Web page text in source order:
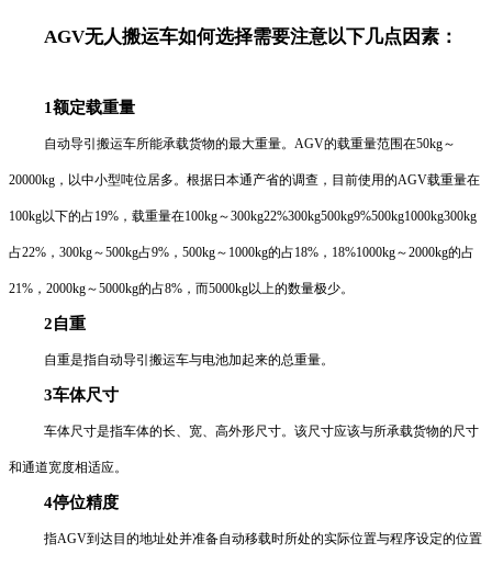
AGV无人搬运车如何选择需要注意以下几点因素：
1额定载重量
自动导引搬运车所能承载货物的最大重量。AGV的载重量范围在50kg～
20000kg，以中小型吨位居多。根据日本通产省的调查，目前使用的AGV载重量在
100kg以下的占19%，载重量在100kg～300kg22%300kg500kg9%500kg1000kg300kg
占22%，300kg～500kg占9%，500kg～1000kg的占18%，18%1000kg～2000kg的占
21%，2000kg～5000kg的占8%，而5000kg以上的数量极少。
2自重
自重是指自动导引搬运车与电池加起来的总重量。
3车体尺寸
车体尺寸是指车体的长、宽、高外形尺寸。该尺寸应该与所承载货物的尺寸
和通道宽度相适应。
4停位精度
指AGV到达目的地址处并准备自动移载时所处的实际位置与程序设定的位置